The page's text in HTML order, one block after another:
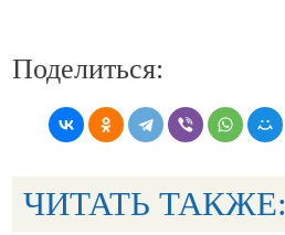
Поделиться:
ЧИТАТЬ ТАКЖЕ: